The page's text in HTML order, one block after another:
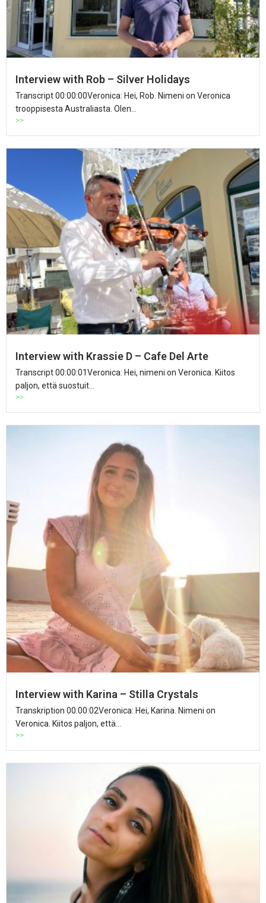
Interview with Rob – Silver Holidays
Transcript 00:00:00Veronica: Hei, Rob. Nimeni on Veronica
trooppisesta Australiasta. Olen...
>>
Interview with Krassie D – Cafe Del Arte
Transcript 00:00:01Veronica: Hei, nimeni on Veronica. Kiitos
paljon, että suostuit...
>>
Interview with Karina – Stilla Crystals
Transkription 00:00:02Veronica: Hei, Karina. Nimeni on
Veronica. Kiitos paljon, että...
>>